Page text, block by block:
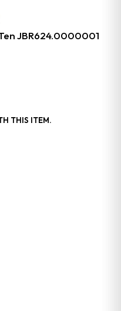
JBR624.0000001
THIS ITEM.